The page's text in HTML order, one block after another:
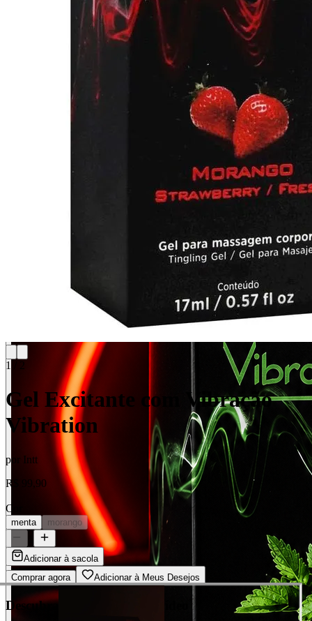
1 2
Gel Excitante com Vibração
Vibration
por Intt
R$ 99,90
Cor
menta morango
Adicionar à sacola
Comprar agora
Adicionar à Meus Desejos
Descubra cada detalhe em vídeo